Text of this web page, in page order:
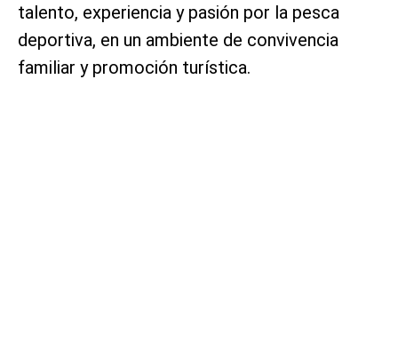
talento, experiencia y pasión por la pesca
deportiva, en un ambiente de convivencia
familiar y promoción turística.